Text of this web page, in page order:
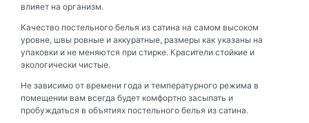
влияет на организм.
Качество постельного белья из сатина на самом высоком
уровне, швы ровные и аккуратные, размеры как указаны на
упаковки и не меняются при стирке. Красители стойкие и
экологически чистые.
Не зависимо от времени года и температурного режима в
помещении вам всегда будет комфортно засыпать и
пробуждаться в объятиях постельного белья из сатина.